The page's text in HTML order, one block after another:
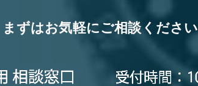
まずはお気軽にご相談ください